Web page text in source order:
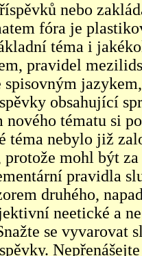
nebo
fóra je
téma i
pravidel
spisovným
obsahující
nového tématu si
téma nebylo již
protože mohl být
pravidla
druhého,
neetické a
se vyvarovat